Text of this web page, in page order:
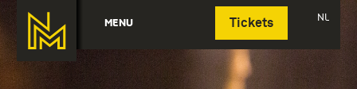
MENU Tickets NL
Deutsch